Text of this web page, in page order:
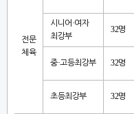
전문
체육
시니어 ·여자
최강부
32명
중·고등최강부 32명
초등최강부 32명